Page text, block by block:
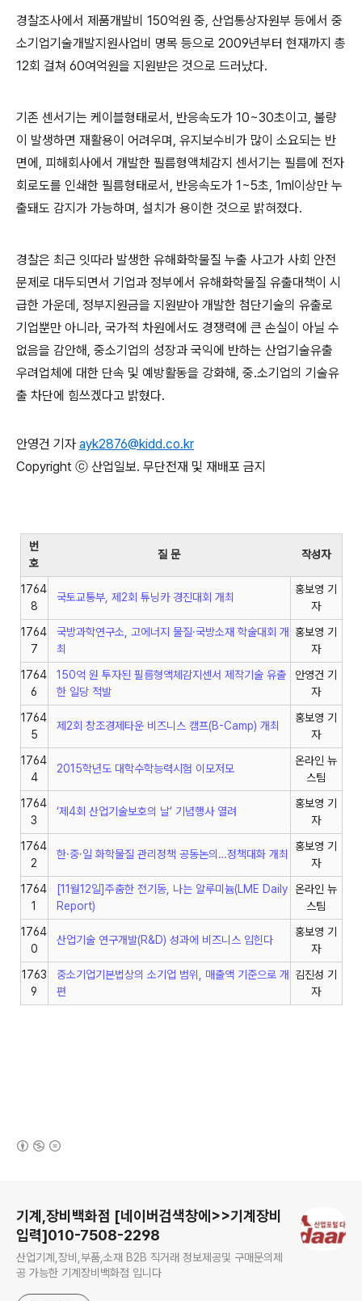
경찰조사에서 제품개발비 150억원 중, 산업통상자원부 등에서 중
소기업기술개발지원사업비 명목 등으로 2009년부터 현재까지 총
12회 걸쳐 60여억원을 지원받은 것으로 드러났다.
기존 센서기는 케이블형태로서, 반응속도가 10~30초이고, 불량
이 발생하면 재활용이 어려우며, 유지보수비가 많이 소요되는 반
면에, 피해회사에서 개발한 필름형액체감지 센서기는 필름에 전자
회로도를 인쇄한 필름형태로서, 반응속도가 1~5초, 1ml이상만 누
출돼도 감지가 가능하며, 설치가 용이한 것으로 밝혀졌다.
경찰은 최근 잇따라 발생한 유해화학물질 누출 사고가 사회 안전
문제로 대두되면서 기업과 정부에서 유해화학물질 유출대책이 시
급한 가운데, 정부지원금을 지원받아 개발한 첨단기술의 유출로
기업뿐만 아니라, 국가적 차원에서도 경쟁력에 큰 손실이 아닐 수
없음을 감안해, 중소기업의 성장과 국익에 반하는 산업기술유출
우려업체에 대한 단속 및 예방활동을 강화해, 중․소기업의 기술유
출 차단에 힘쓰겠다고 밝혔다.
안영건 기자 ayk2876@kidd.co.kr
Copyright ⓒ 산업일보. 무단전재 및 재배포 금지
번
호
질 문 작성자
1764
8
국토교통부, 제2회 튜닝카 경진대회 개최
홍보영 기
자
1764
7
국방과학연구소, 고에너지 물질·국방소재 학술대회 개
최
홍보영 기
자
1764
6
150억 원 투자된 필름형액체감지센서 제작기술 유출
한 일당 적발
안영건 기
자
1764
5
제2회 창조경제타운 비즈니스 캠프(B-Camp) 개최
홍보영 기
자
1764
4
2015학년도 대학수학능력시험 이모저모
온라인 뉴
스팀
1764
3
‘제4회 산업기술보호의 날’ 기념행사 열려
홍보영 기
자
1764
2
한·중·일 화학물질 관리정책 공동논의…정책대화 개최
홍보영 기
자
1764
1
[11월12일]주춤한 전기동, 나는 알루미늄(LME Daily
Report)
온라인 뉴
스팀
1764
0
산업기술 연구개발(R&D) 성과에 비즈니스 입힌다
홍보영 기
자
1763
9
중소기업기본법상의 소기업 범위, 매출액 기준으로 개
편
김진성 기
자
기계,장비백화점 [네이버검색창에>>기계장비
입력]010-7508-2298
산업기계,장비,부품,소재 B2B 직거래 정보제공및 구매문의제
공 가능한 기계장비백화점 입니다